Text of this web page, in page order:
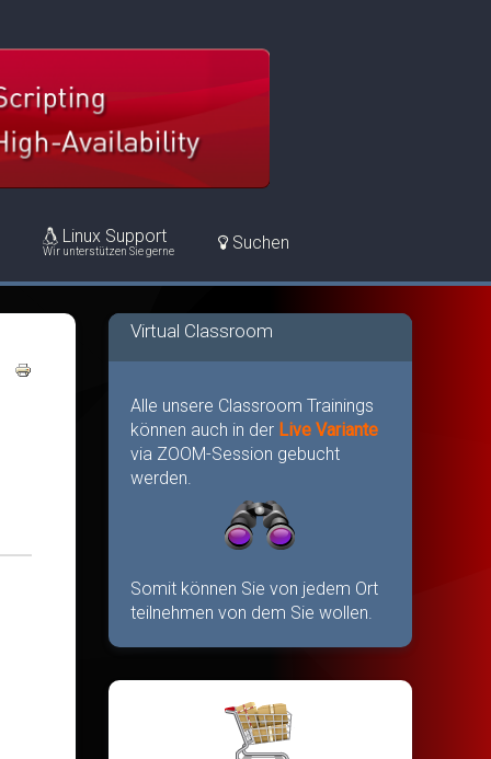
Linux Support
Wir unterstützen Sie gerne Suchen
Virtual Classroom
Alle unsere Classroom Trainings
können auch in der Live Variante
via ZOOM-Session gebucht
werden.
Somit können Sie von jedem Ort
teilnehmen von dem Sie wollen.